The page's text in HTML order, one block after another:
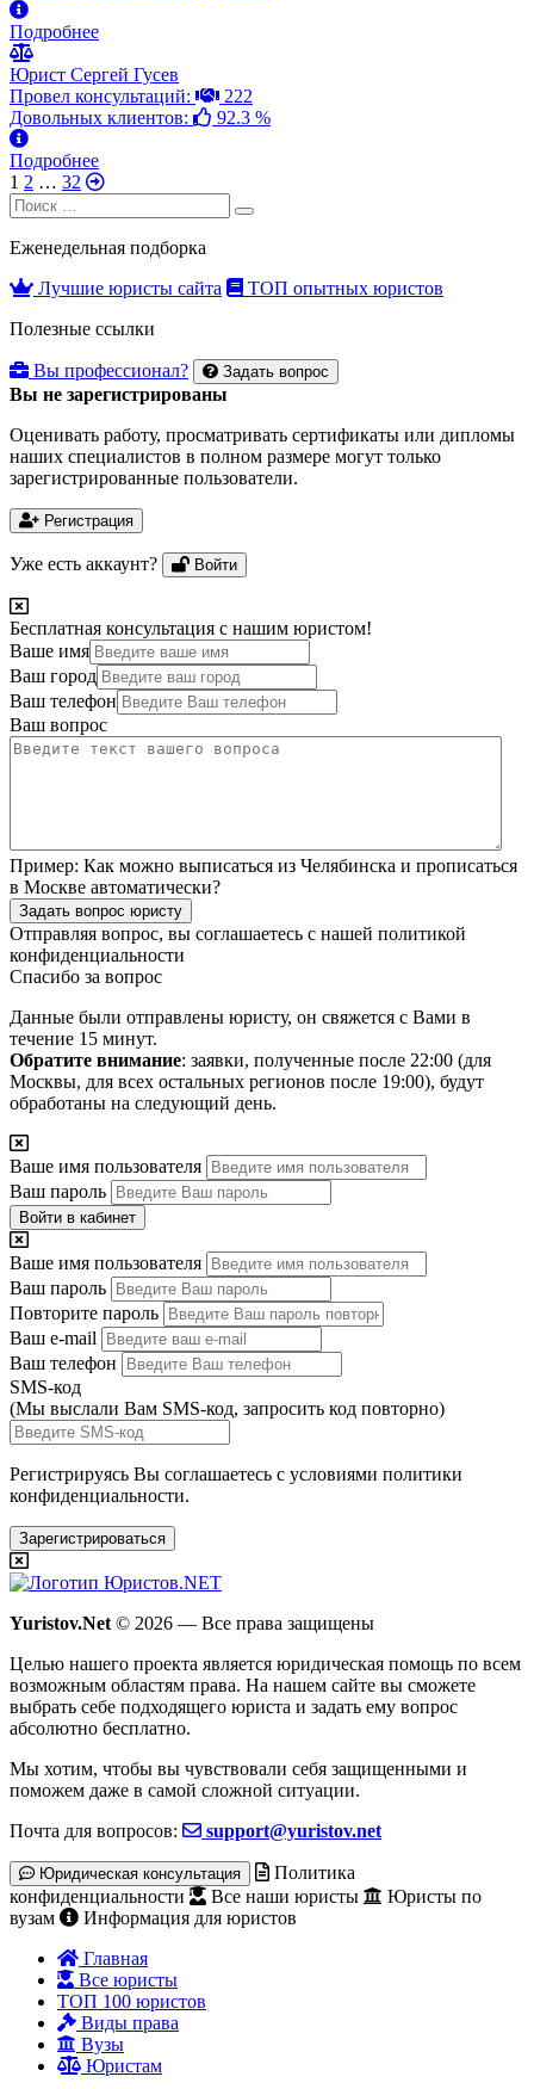
Подробнее
Юрист Сергей Гусев
Провел консультаций:
222
Довольных клиентов:
92.3 %
Подробнее
1 2 … 32
Search
for:
Search
Еженедельная подборка
Лучшие юристы сайта
ТОП опытных юристов
Полезные ссылки
Вы профессионал? Задать вопрос
Вы не зарегистрированы
Оценивать работу, просматривать сертификаты или дипломы
наших специалистов в полном размере могут только
зарегистрированные пользователи.
Регистрация
Уже есть аккаунт? Войти
Бесплатная консультация с нашим юристом!
Ваше имя
Ваш город
Ваш телефон
Ваш вопрос
Пример: Как можно выписаться из Челябинска и прописаться
в Москве автоматически?
Задать вопрос юристу
Отправляя вопрос, вы соглашаетесь с нашей политикой
конфиденциальности
Спасибо за вопрос
Данные были отправлены юристу, он свяжется с Вами в
течение 15 минут.
Обратите внимание: заявки, полученные после 22:00 (для
Москвы, для всех остальных регионов после 19:00), будут
обработаны на следующий день.
Ваше имя пользователя
Ваш пароль
Войти в кабинет
Ваше имя пользователя
Ваш пароль
Повторите пароль
Ваш e-mail
Ваш телефон
SMS-код
(Мы выслали Вам SMS-код, запросить код повторно)
Регистрируясь Вы соглашаетесь с условиями политики
конфиденциальности.
Зарегистрироваться
Yuristov.Net © 2026 — Все права защищены
Целью нашего проекта является юридическая помощь по всем
возможным областям права. На нашем сайте вы сможете
выбрать себе подходящего юриста и задать ему вопрос
абсолютно бесплатно.
Мы хотим, чтобы вы чувствовали себя защищенными и
поможем даже в самой сложной ситуации.
Почта для вопросов:
support@yuristov.net
Юридическая консультация
Политика
конфиденциальности
Все наши юристы
Юристы по
вузам
Информация для юристов
Главная
Все юристы
ТОП 100 юристов
Виды права
Вузы
Юристам